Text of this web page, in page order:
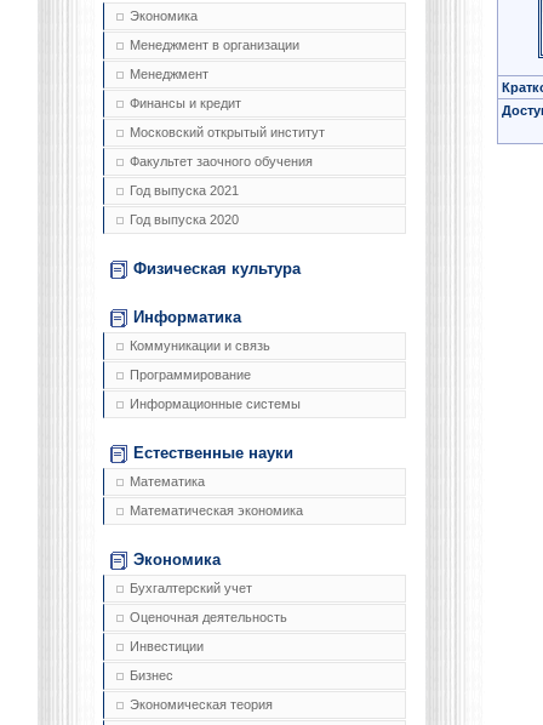
Экономика
Менеджмент в организации
Менеджмент
Финансы и кредит
Московский открытый институт
Факультет заочного обучения
Год выпуска 2021
Год выпуска 2020
Физическая культура
Информатика
Коммуникации и связь
Программирование
Информационные системы
Естественные науки
Математика
Математическая экономика
Экономика
Бухгалтерский учет
Оценочная деятельность
Инвестиции
Бизнес
Экономическая теория